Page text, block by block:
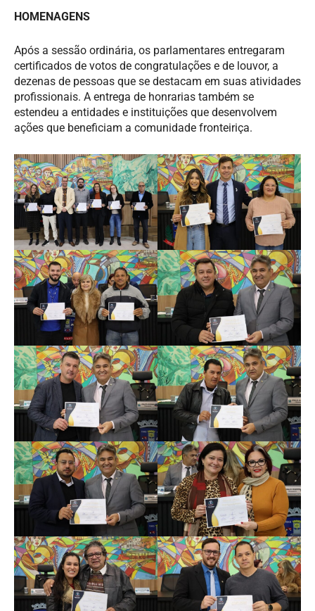
HOMENAGENS
Após a sessão ordinária, os parlamentares entregaram
certificados de votos de congratulações e de louvor, a
dezenas de pessoas que se destacam em suas atividades
profissionais. A entrega de honrarias também se
estendeu a entidades e instituições que desenvolvem
ações que beneficiam a comunidade fronteiriça.